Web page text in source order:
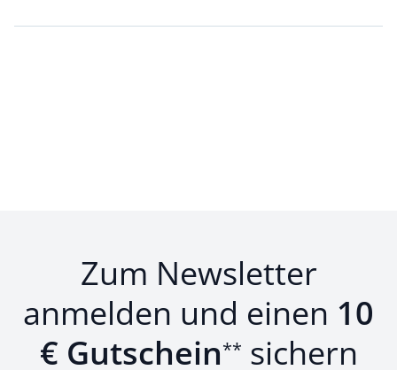
Zum Newsletter
anmelden und einen 10
€ Gutschein** sichern